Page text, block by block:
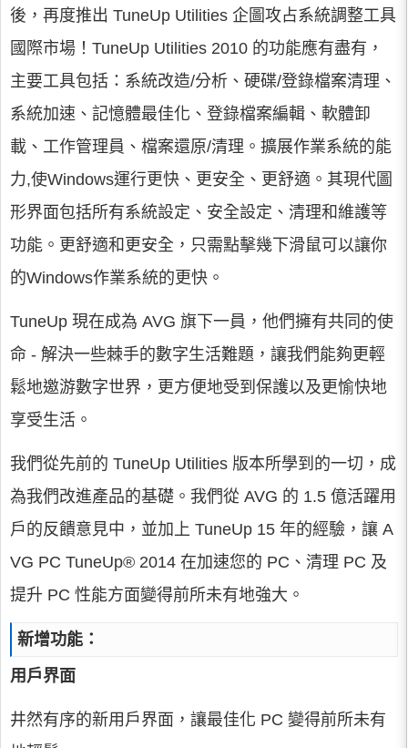
後，再度推出 TuneUp Utilities 企圖攻占系統調整工具
國際市場！TuneUp Utilities 2010 的功能應有盡有，
主要工具包括：系統改造/分析、硬碟/登錄檔案清理、
系統加速、記憶體最佳化、登錄檔案編輯、軟體卸
載、工作管理員、檔案還原/清理。擴展作業系統的能
力,使Windows運行更快、更安全、更舒適。其現代圖
形界面包括所有系統設定、安全設定、清理和維護等
功能。更舒適和更安全，只需點擊幾下滑鼠可以讓你
的Windows作業系統的更快。
TuneUp 現在成為 AVG 旗下一員，他們擁有共同的使
命 - 解決一些棘手的數字生活難題，讓我們能夠更輕
鬆地邀游數字世界，更方便地受到保護以及更愉快地
享受生活。
我們從先前的 TuneUp Utilities 版本所學到的一切，成
為我們改進產品的基礎。我們從 AVG 的 1.5 億活躍用
戶的反饋意見中，並加上 TuneUp 15 年的經驗，讓 A
VG PC TuneUp® 2014 在加速您的 PC、清理 PC 及
提升 PC 性能方面變得前所未有地強大。
新增功能：
用戶界面
井然有序的新用戶界面，讓最佳化 PC 變得前所未有